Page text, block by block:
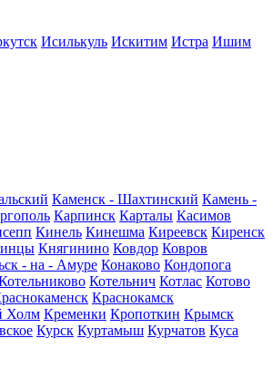
Исилькуль Искитим Истра Ишим
Каменск - Шахтинский Камень -
Карпинск Карталы Касимов
Кинель Кинешма Киреевск Киренск
Княгинино Ковдор Ковров
- на - Амуре Конаково Кондопога
Котельнич Котлас Котово
Краснокамск
Холм Кременки Кропоткин Крымск
Курск Куртамыш Курчатов Куса